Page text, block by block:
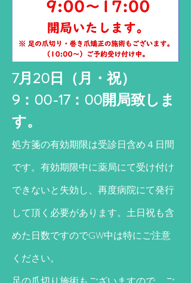
7月20日（月・祝）
​9：00-17：00開局致しま
す。
処方箋の有効期限は受診日含め４日間
です。​ 有効期限中に薬局にて受け付け
できないと失効し、再度病院にて発行
して頂く必要があります。土日祝も含
めた日数ですのでGW中は特にご注意
ください。